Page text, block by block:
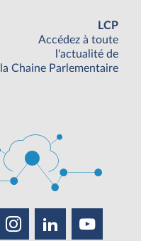
LCP
Accédez à toute
l'actualité de
la Chaine Parlementaire